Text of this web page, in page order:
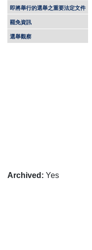
即將舉行的選舉之重要法定文件
罷免資訊
選舉觀察
Archived : Yes